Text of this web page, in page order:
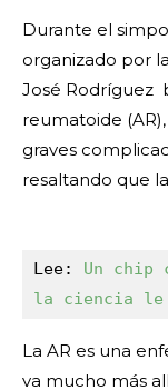
Durante el
organizado por
José Rodríguez
reumatoide
graves
resaltando que
Lee: Un
la ciencia le
La AR es una
va mucho más